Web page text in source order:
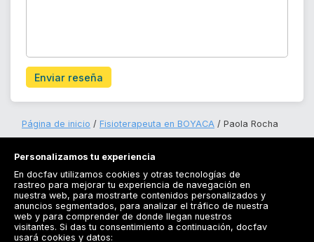
Enviar reseña
Página de inicio Fisioterapeuta en BOYACA Paola Rocha
Registrarse
Docfav
Personalizamos tu experiencia
En docfav utilizamos cookies y otras tecnologías de
rastreo para mejorar tu experiencia de navegación en
nuestra web, para mostrarte contenidos personalizados y
anuncios segmentados, para analizar el tráfico de nuestra
web y para comprender de donde llegan nuestros
visitantes. Si das tu consentimiento a continuación, docfav
usará cookies y datos: